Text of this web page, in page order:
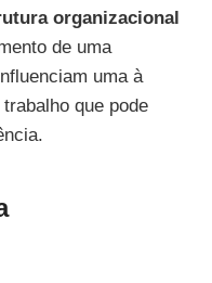
organizacional
de uma
uma à
que pode